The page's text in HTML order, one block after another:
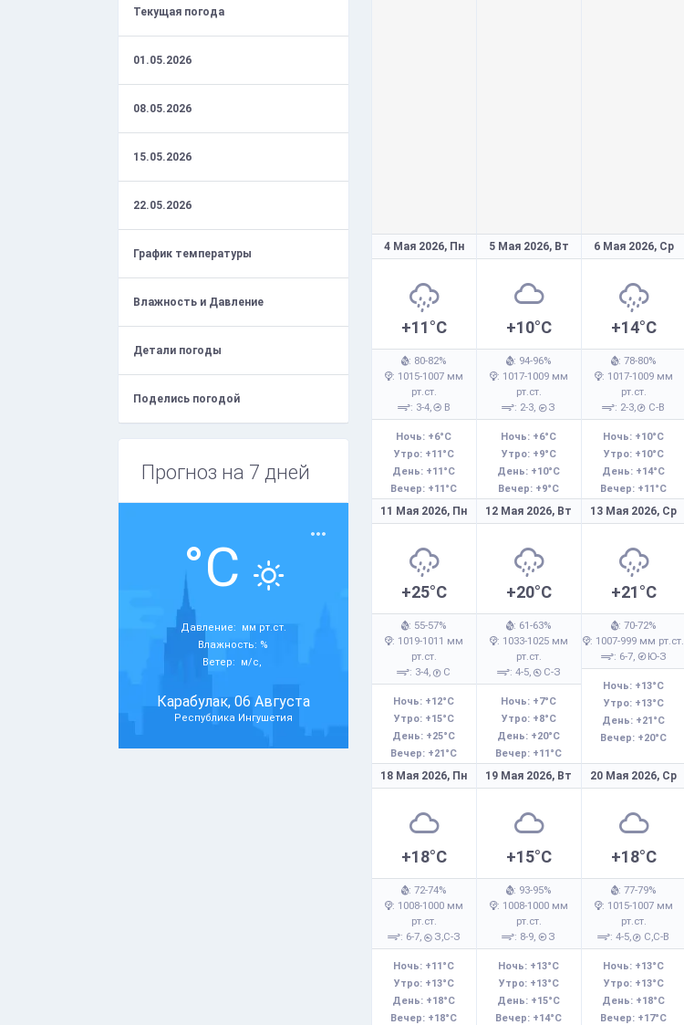
Текущая погода
01.05.2026
08.05.2026
15.05.2026
22.05.2026
График температуры
Влажность и Давление
Детали погоды
Поделись погодой
Прогноз на 7 дней
°C
Давление: мм рт.ст.
Влажность: %
Ветер: м/с,
Карабулак, 06 Августа
Республика Ингушетия
4 Мая 2026, Пн
+11°C
: 80-82%
: 1015-1007 мм
рт.ст.
: 3-4, В
Ночь: +6°C
Утро: +11°C
День: +11°C
Вечер: +11°C
5 Мая 2026, Вт
+10°C
: 94-96%
: 1017-1009 мм
рт.ст.
: 2-3,
З
Ночь: +6°C
Утро: +9°C
День: +10°C
Вечер: +9°C
6 Мая 2026, Ср
+14°C
: 78-80%
: 1017-1009 мм
рт.ст.
: 2-3,
С-В
Ночь: +10°C
Утро: +10°C
День: +14°C
Вечер: +11°C
11 Мая 2026, Пн
+25°C
: 55-57%
: 1019-1011 мм
рт.ст.
: 3-4,
С
Ночь: +12°C
Утро: +15°C
День: +25°C
Вечер: +21°C
12 Мая 2026, Вт
+20°C
: 61-63%
: 1033-1025 мм
рт.ст.
: 4-5,
С-З
Ночь: +7°C
Утро: +8°C
День: +20°C
Вечер: +11°C
13 Мая 2026, Ср
+21°C
: 70-72%
: 1007-999 мм рт.ст.
: 6-7,
Ю-З
Ночь: +13°C
Утро: +13°C
День: +21°C
Вечер: +20°C
18 Мая 2026, Пн
+18°C
: 72-74%
: 1008-1000 мм
рт.ст.
: 6-7,
З,С-З
Ночь: +11°C
Утро: +13°C
День: +18°C
Вечер: +18°C
19 Мая 2026, Вт
+15°C
: 93-95%
: 1008-1000 мм
рт.ст.
: 8-9, З
Ночь: +13°C
Утро: +13°C
День: +15°C
Вечер: +14°C
20 Мая 2026, Ср
+18°C
: 77-79%
: 1015-1007 мм
рт.ст.
: 4-5,
С,С-В
Ночь: +13°C
Утро: +13°C
День: +18°C
Вечер: +17°C